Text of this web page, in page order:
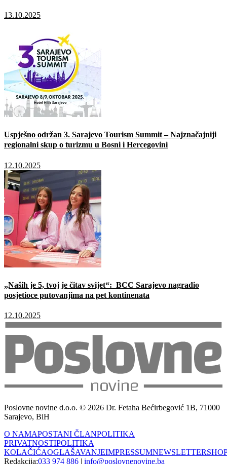
13.10.2025
Uspješno održan 3. Sarajevo Tourism Summit – Najznačajniji
regionalni skup o turizmu u Bosni i Hercegovini
12.10.2025
„Naših je 5, tvoj je čitav svijet“: BCC Sarajevo nagradio
posjetioce putovanjima na pet kontinenata
12.10.2025
Poslovne novine d.o.o. © 2026 Dr. Fetaha Bećirbegović 1B, 71000
Sarajevo, BiH
O NAMAPOSTANI ČLANPOLITIKA
PRIVATNOSTIPOLITIKA
KOLAČIĆAOGLAŠAVANJEIMPRESSUMNEWSLETTER
Redakcija:033 974 886 | info@poslovnenovine.ba